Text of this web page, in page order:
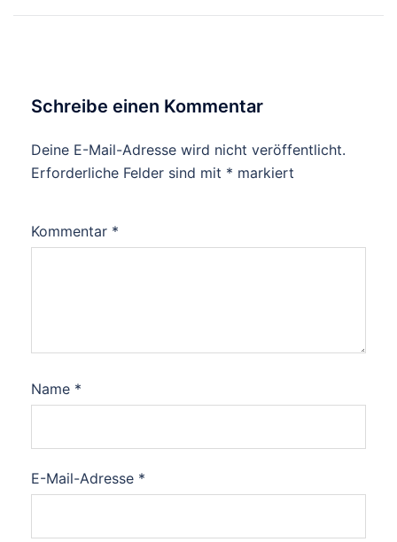
Schreibe einen Kommentar
Deine E-Mail-Adresse wird nicht veröffentlicht.
Erforderliche Felder sind mit * markiert
Kommentar *
Name *
E-Mail-Adresse *